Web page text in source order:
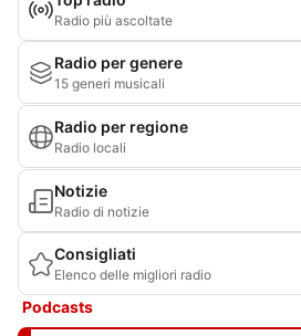
Radio più ascoltate
Radio per genere
15 generi musicali
Radio per regione
Radio locali
Notizie
Radio di notizie
Consigliati
Elenco delle migliori radio
Podcasts